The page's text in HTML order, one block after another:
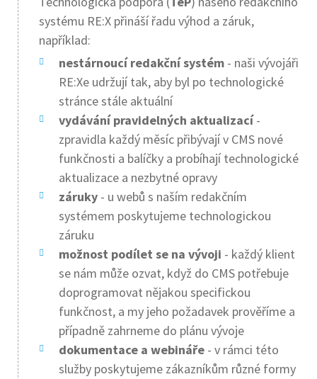
systému RE:X přináší řadu výhod a záruk,
například:
nestárnoucí redakční systém - naši vývojáři
RE:Xe udržují tak, aby byl po technologické
stránce stále aktuální
vydávání pravidelných aktualizací-
zpravidla každý měsíc přibývají v CMS nové
funkčnosti a balíčky a probíhají technologické
aktualizace a nezbytné opravy
záruky - u webů s naším redakčním
systémem poskytujeme technologickou
záruku
možnost podílet se na vývoji - každý klient
se nám může ozvat, když do CMS potřebuje
doprogramovat nějakou specifickou
funkčnost, a my jeho požadavek prověříme a
případně zahrneme do plánu vývoje
dokumentace a webináře - v rámci této
služby poskytujeme zákazníkům různé formy